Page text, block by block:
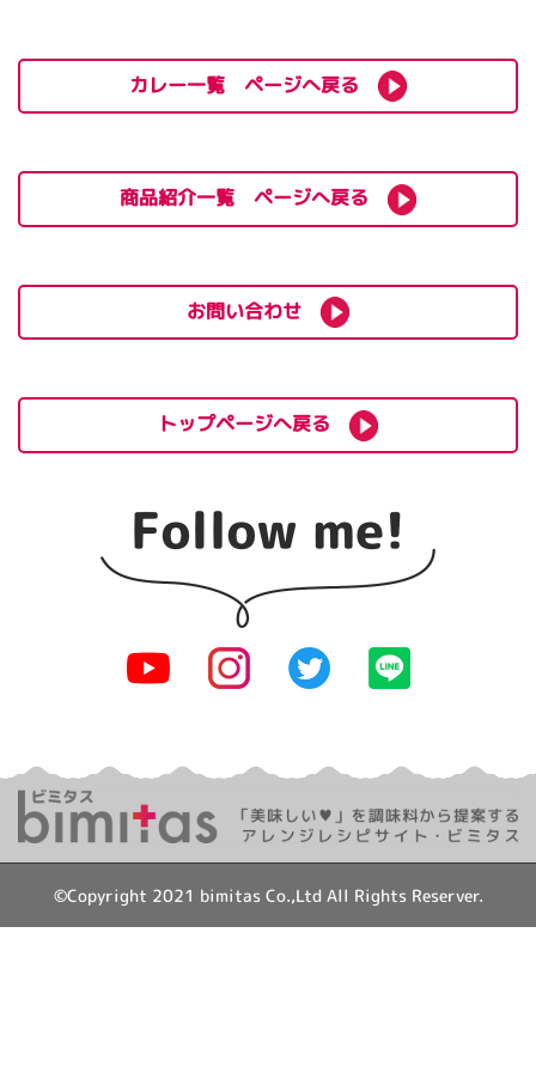
カレー一覧 ページへ戻る
商品紹介一覧 ページへ戻る
お問い合わせ
トップページへ戻る
©Copyright 2021 bimitas Co.,Ltd All Rights Reserver.